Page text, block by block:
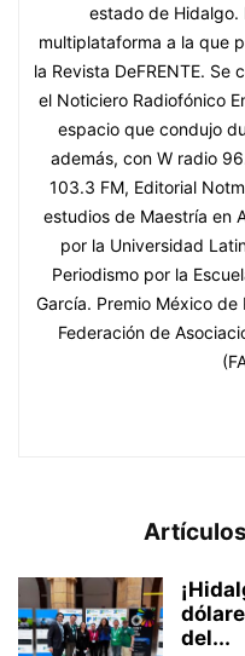
estado de Hidalgo.
multiplataforma a la que
la Revista DeFRENTE.
el Noticiero Radiofónico
espacio que condujo
además, con W radio
103.3 FM, Editorial
estudios de Maestría en
por la Universidad
Periodismo por la
García. Premio México
Federación de
del...